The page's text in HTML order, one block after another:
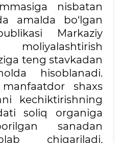
nisbatan
amalda bo‘lgan
Markaziy
teng stavkadan
hisoblanadi.
shaxs
kechiktirishning
soliq organiga
sanadan
chiqariladi,